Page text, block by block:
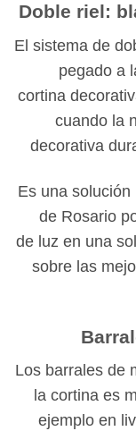
Doble riel:
El sistema de
pegado a
cortina
cuando la
decorativa
Es una
de Rosario
de luz en una
sobre las
Los barrales de
la cortina es
ejemplo en